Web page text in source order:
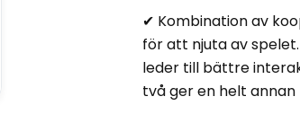
✔ Kombination av
för att njuta av
leder till bättre
två ger en helt